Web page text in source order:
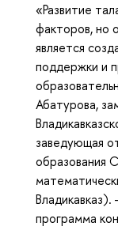
«Развитие
факторов, но
является
поддержки и
Абатурова,
заведующая
образования
программа